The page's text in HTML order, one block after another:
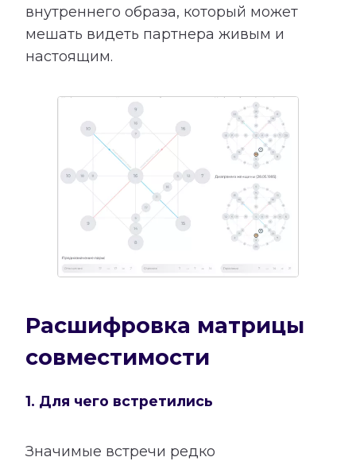
внутреннего образа, который может
мешать видеть партнера живым и
настоящим.
Расшифровка матрицы
совместимости
1. Для чего встретились
Значимые встречи редко